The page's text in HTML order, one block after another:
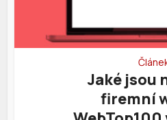
Jaké jsou
firemní